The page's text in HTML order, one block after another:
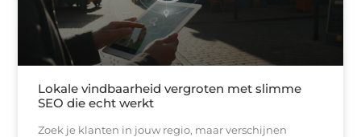
Lokale vindbaarheid vergroten met slimme
SEO die echt werkt
Zoek je klanten in jouw regio, maar verschijnen